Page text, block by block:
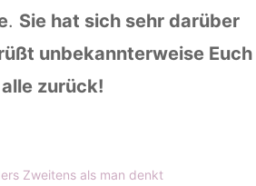
. Sie hat sich sehr darüber
unbekannterweise Euch
alle zurück!
Zweitens als man denkt